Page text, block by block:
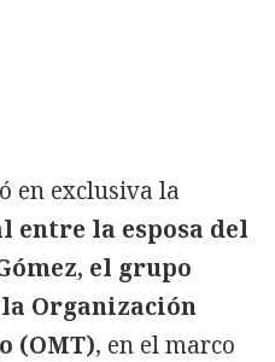
en exclusiva la
entre la esposa del
el grupo
Organización
(OMT), en el marco